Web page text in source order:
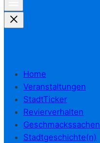
Home
Veranstaltungen
StadtTicker
Revierverhalten
Geschmackssachen
Stadtgeschichte(n)